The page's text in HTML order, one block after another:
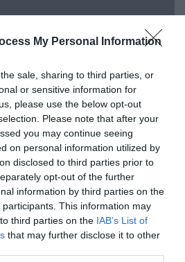
My Personal Information
sale, sharing to third parties, or
or sensitive information for
please use the below opt-out
Please note that after your
you may continue seeing
on personal information utilized by
disclosed to third parties prior to
opt-out of the further
information by third parties on the
participants. This information may
third parties on the IAB’s List of
that may further disclose it to other
ALAKULT: